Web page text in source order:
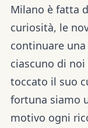
Milano è fatta
curiosità, le
continuare
ciascuno di
toccato il suo
fortuna siamo
motivo ogni